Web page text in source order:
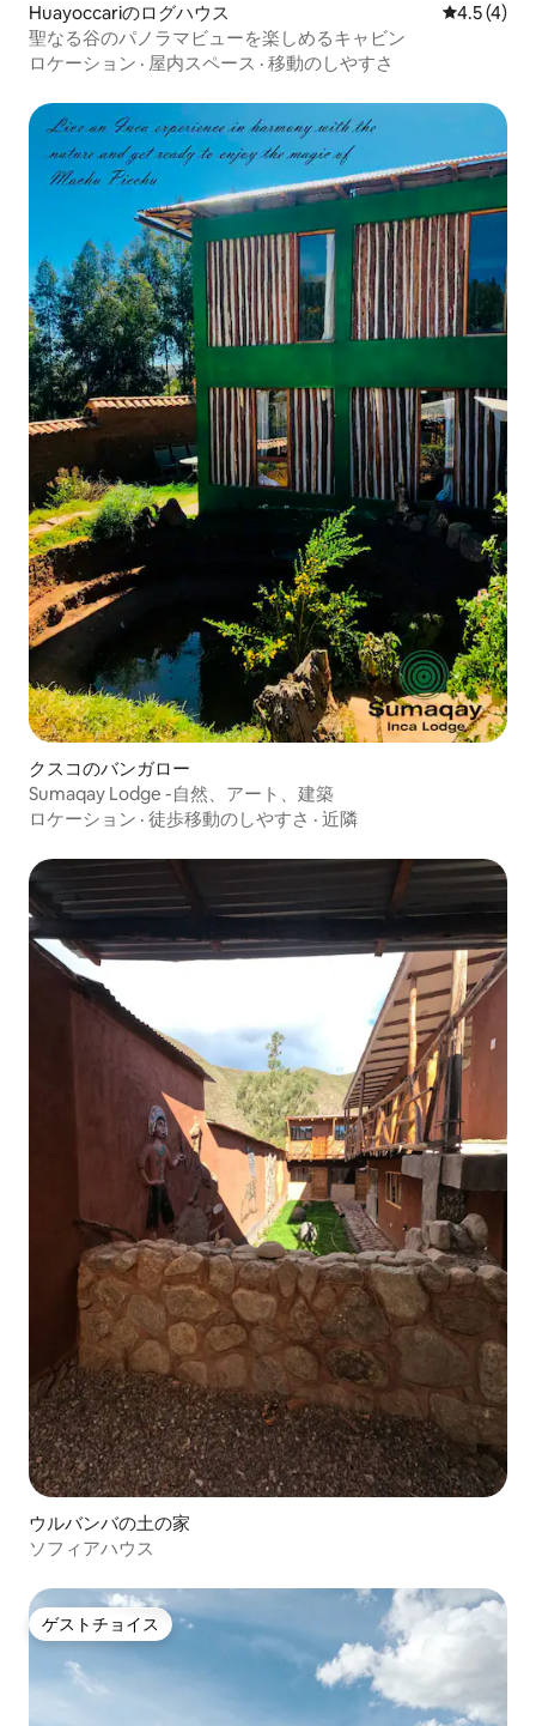
Huayoccariのログハウス レビュー4
4.5 (4)
聖なる谷のパノラマビューを楽しめるキャビン
ロケーション · 屋内スペース · 移動のしやすさ
クスコのバンガロー
Sumaqay Lodge -自然、アート、建築
ロケーション · 徒歩移動のしやすさ · 近隣
ウルバンバの土の家
ソフィアハウス
ゲストチョイス
ゲストチョイス